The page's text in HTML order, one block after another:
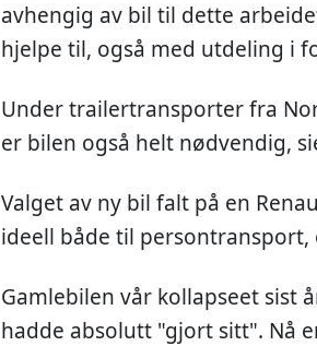
avhengig av bil til dette
hjelpe til, også med utdeling i
Under trailertransporter fra
er bilen også helt nødvendig,
Valget av ny bil falt på en
ideell både til
Gamlebilen vår kollapseet sist
hadde absolutt "gjort sitt". Nå